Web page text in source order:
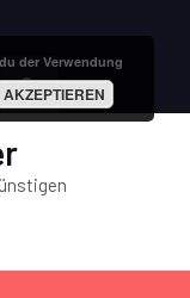
der Verwendung
AKZEPTIEREN